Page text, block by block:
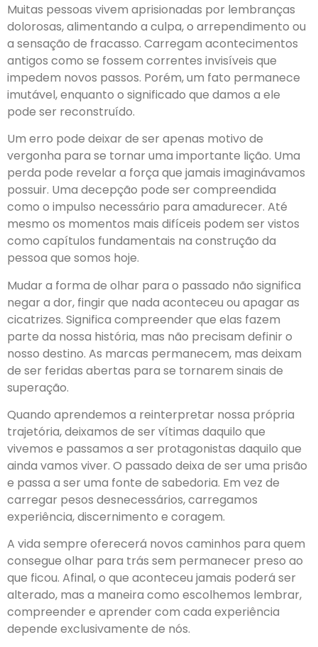
Muitas pessoas vivem aprisionadas por lembranças
dolorosas, alimentando a culpa, o arrependimento ou
a sensação de fracasso. Carregam acontecimentos
antigos como se fossem correntes invisíveis que
impedem novos passos. Porém, um fato permanece
imutável, enquanto o significado que damos a ele
pode ser reconstruído.
Um erro pode deixar de ser apenas motivo de
vergonha para se tornar uma importante lição. Uma
perda pode revelar a força que jamais imaginávamos
possuir. Uma decepção pode ser compreendida
como o impulso necessário para amadurecer. Até
mesmo os momentos mais difíceis podem ser vistos
como capítulos fundamentais na construção da
pessoa que somos hoje.
Mudar a forma de olhar para o passado não significa
negar a dor, fingir que nada aconteceu ou apagar as
cicatrizes. Significa compreender que elas fazem
parte da nossa história, mas não precisam definir o
nosso destino. As marcas permanecem, mas deixam
de ser feridas abertas para se tornarem sinais de
superação.
Quando aprendemos a reinterpretar nossa própria
trajetória, deixamos de ser vítimas daquilo que
vivemos e passamos a ser protagonistas daquilo que
ainda vamos viver. O passado deixa de ser uma prisão
e passa a ser uma fonte de sabedoria. Em vez de
carregar pesos desnecessários, carregamos
experiência, discernimento e coragem.
A vida sempre oferecerá novos caminhos para quem
consegue olhar para trás sem permanecer preso ao
que ficou. Afinal, o que aconteceu jamais poderá ser
alterado, mas a maneira como escolhemos lembrar,
compreender e aprender com cada experiência
depende exclusivamente de nós.